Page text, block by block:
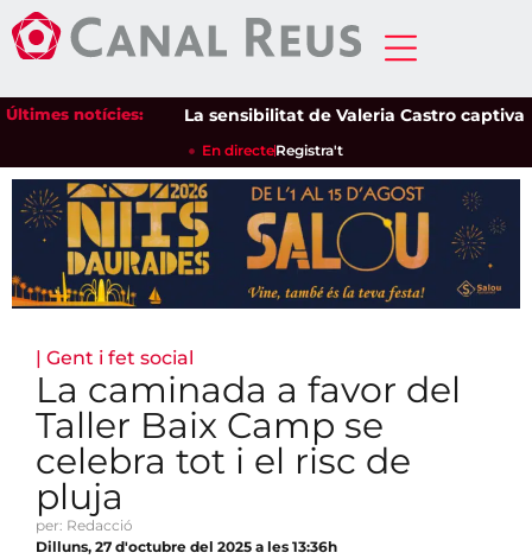
Últimes notícies: La sensibilitat de Valeria Castro captiva el
En directeRegistra't
| Gent i fet social
La caminada a favor del
Taller Baix Camp se
celebra tot i el risc de
pluja
per: Redacció
Dilluns, 27 d'octubre del 2025 a les 13:36h